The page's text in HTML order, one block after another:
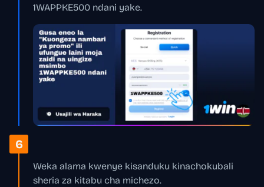
1WAPPKE500 ndani yake.
6
Weka alama kwenye kisanduku kinachokubali
sheria za kitabu cha michezo.